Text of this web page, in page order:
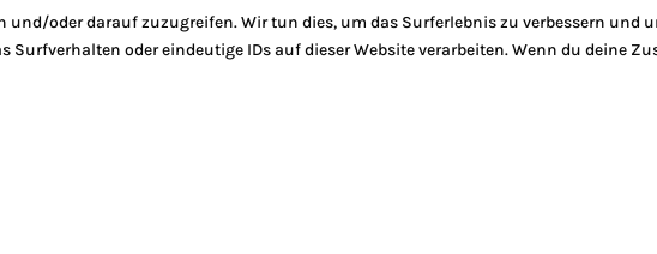
oder darauf zuzugreifen. Wir tun dies, um das Surferlebnis zu verbessern und
oder eindeutige IDs auf dieser Website verarbeiten. Wenn du deine